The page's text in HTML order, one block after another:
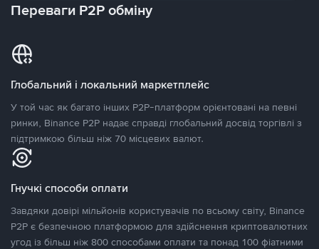
Переваги P2P обміну
Глобальний і локальний маркетплейс
У той час як багато інших P2P-платформ орієнтовані на певні
ринки, Binance P2P надає справді глобальний досвід торгівлі з
підтримкою більш ніж 70 місцевих валют.
Гнучкі способи оплати
Завдяки довірі мільйонів користувачів по всьому світу, Binance
P2P є безпечною платформою для здійснення криптовалютних
угод із більш ніж 800 способами оплати та понад 100 фіатними